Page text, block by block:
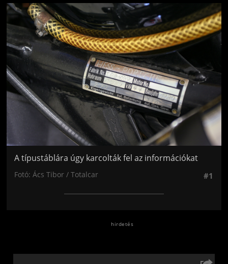
Jön még kép!
A típustáblára úgy karcolták fel az információkat
Fotó: Ács Tibor / Totalcar #1